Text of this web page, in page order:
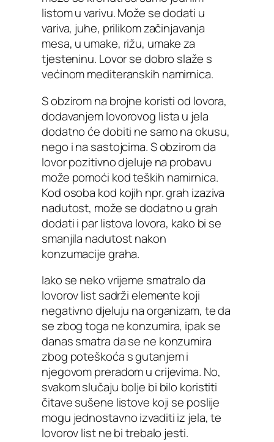
listom u varivu. Može se dodati u
variva, juhe, prilikom začinjavanja
mesa, u umake, rižu, umake za
tjesteninu. Lovor se dobro slaže s
većinom mediteranskih namirnica.
S obzirom na brojne koristi od lovora,
dodavanjem lovorovog lista u jela
dodatno će dobiti ne samo na okusu,
nego i na sastojcima. S obzirom da
lovor pozitivno djeluje na probavu
može pomoći kod teških namirnica.
Kod osoba kod kojih npr. grah izaziva
nadutost, može se dodatno u grah
dodati i par listova lovora, kako bi se
smanjila nadutost nakon
konzumacije graha.
Iako se neko vrijeme smatralo da
lovorov list sadrži elemente koji
negativno djeluju na organizam, te da
se zbog toga ne konzumira, ipak se
danas smatra da se ne konzumira
zbog poteškoća s gutanjem i
njegovom preradom u crijevima. No,
svakom slučaju bolje bi bilo koristiti
čitave sušene listove koji se poslije
mogu jednostavno izvaditi iz jela, te
lovorov list ne bi trebalo jesti.